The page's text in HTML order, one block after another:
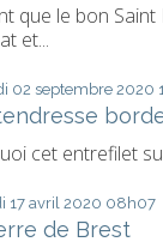
que le bon
et...
02 septembre 2020
cet entrefilet
17 avril 2020 08h07
de Brest